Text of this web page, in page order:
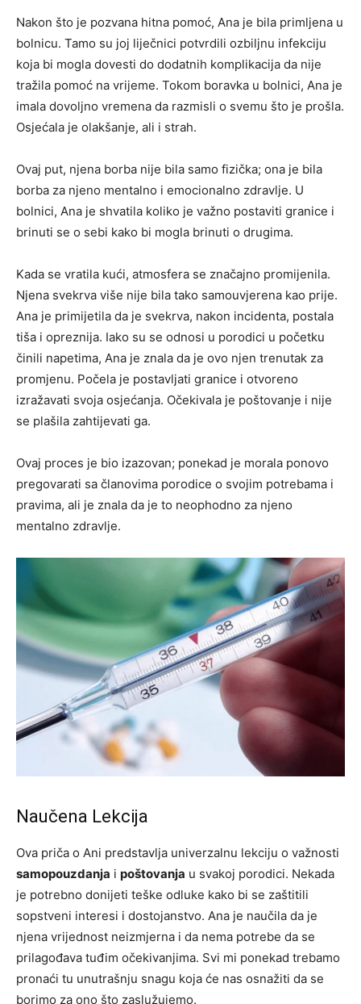
Nakon što je pozvana hitna pomoć, Ana je bila primljena u
bolnicu. Tamo su joj liječnici potvrdili ozbiljnu infekciju
koja bi mogla dovesti do dodatnih komplikacija da nije
tražila pomoć na vrijeme. Tokom boravka u bolnici, Ana je
imala dovoljno vremena da razmisli o svemu što je prošla.
Osjećala je olakšanje, ali i strah.
Ovaj put, njena borba nije bila samo fizička; ona je bila
borba za njeno mentalno i emocionalno zdravlje. U
bolnici, Ana je shvatila koliko je važno postaviti granice i
brinuti se o sebi kako bi mogla brinuti o drugima.
Kada se vratila kući, atmosfera se značajno promijenila.
Njena svekrva više nije bila tako samouvjerena kao prije.
Ana je primijetila da je svekrva, nakon incidenta, postala
tiša i opreznija. Iako su se odnosi u porodici u početku
činili napetima, Ana je znala da je ovo njen trenutak za
promjenu. Počela je postavljati granice i otvoreno
izražavati svoja osjećanja. Očekivala je poštovanje i nije
se plašila zahtijevati ga.
Ovaj proces je bio izazovan; ponekad je morala ponovo
pregovarati sa članovima porodice o svojim potrebama i
pravima, ali je znala da je to neophodno za njeno
mentalno zdravlje.
Naučena Lekcija
Ova priča o Ani predstavlja univerzalnu lekciju o važnosti
samopouzdanja i poštovanja u svakoj porodici. Nekada
je potrebno donijeti teške odluke kako bi se zaštitili
sopstveni interesi i dostojanstvo. Ana je naučila da je
njena vrijednost neizmjerna i da nema potrebe da se
prilagođava tuđim očekivanjima. Svi mi ponekad trebamo
pronaći tu unutrašnju snagu koja će nas osnažiti da se
borimo za ono što zaslužujemo.